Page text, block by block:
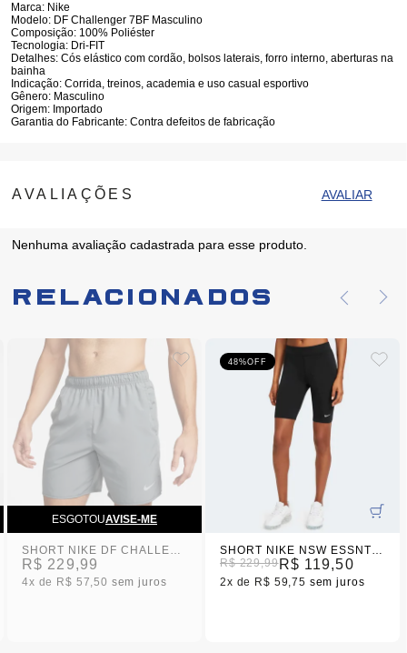
Marca: Nike
Modelo: DF Challenger 7BF Masculino
Composição: 100% Poliéster
Tecnologia: Dri-FIT
Detalhes: Cós elástico com cordão, bolsos laterais, forro interno, aberturas na
bainha
Indicação: Corrida, treinos, academia e uso casual esportivo
Gênero: Masculino
Origem: Importado
Garantia do Fabricante: Contra defeitos de fabricação
Nenhuma avaliação cadastrada para esse produto.
Relacionados
ESGOTOUAVISE-ME
SHORT NIKE DF CHALLENGER 7BF MASCULINO
R$ 229,99
4x R$ 57,50 sem juros
48%OFF
SHORT NIKE NSW ESSNTL MR BIKER FEMININO
R$ 229,99R$ 119,50
2x R$ 59,75 sem juros